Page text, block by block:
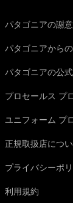
パタゴニアの謝意
パタゴニアから
パタゴニアの公
プロセールス プ
ユニフォーム プ
正規取扱店につ
プライバシーポ
利用規約